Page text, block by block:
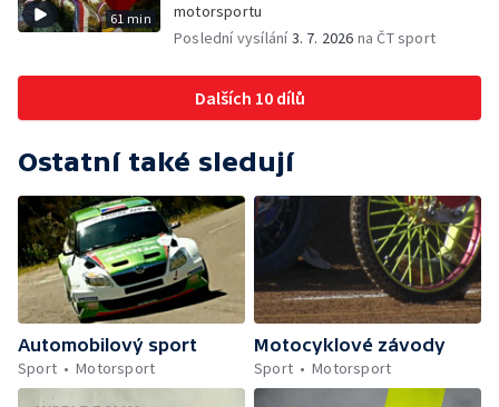
61 min
motorsportu
Poslední vysílání3. 7. 2026 na ČT sport
Dalších 10 dílů
Ostatní také sledují
Automobilový sport
Sport
Motorsport
Motocyklové závody
Sport
Motorsport